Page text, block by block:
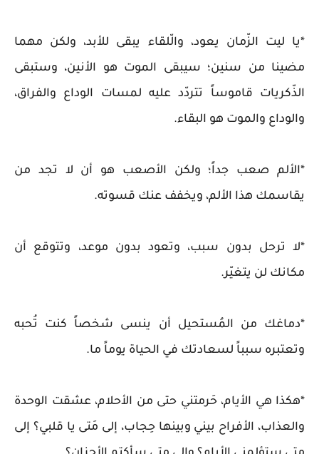
*يا ليت الزّمان يعود، والّلقاء يبقى للأبد، ولكن مهما
مضينا من سنين؛ سيبقى الموت هو الأنين، وستبقى
الذّكريات قاموساً تتردّد عليه لمسات الوداع والفراق،
والوداع والموت هو البقاء.
*الألم صعب جداً؛ ولكن الأصعب هو أن لا تجد من
يقاسمك هذا الألم، ويخفف عنك قسوته.
*لا ترحل بدون سبب، وتعود بدون موعد، وتتوقع أن
مكانك لن يتغيّر.
*دماغك من المُستحيل أن ينسى شخصاً كنت تُحبه
وتعتبره سبباً لسعادتك في الحياة يوماً ما.
*هكذا هي الأيام، حَرمتني حتى من الأحلام، عشقت الوحدة
والعذاب، الأفراح بيني وبينها حِجاب، إلى مَتى يا قلبي؟ إلى